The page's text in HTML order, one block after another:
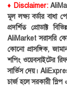
♦ Disclaimer:
মূল লক্ষ্য বর্ডার বাধা
প্রদর্শিত প্রোডাক্ট
AliMarket সরাসরি
কোনো প্রাসঙ্গিক,
শপিং ওয়েবসাইটের
সার্ভিস দেয়।
চার্জ হলে সরকারী